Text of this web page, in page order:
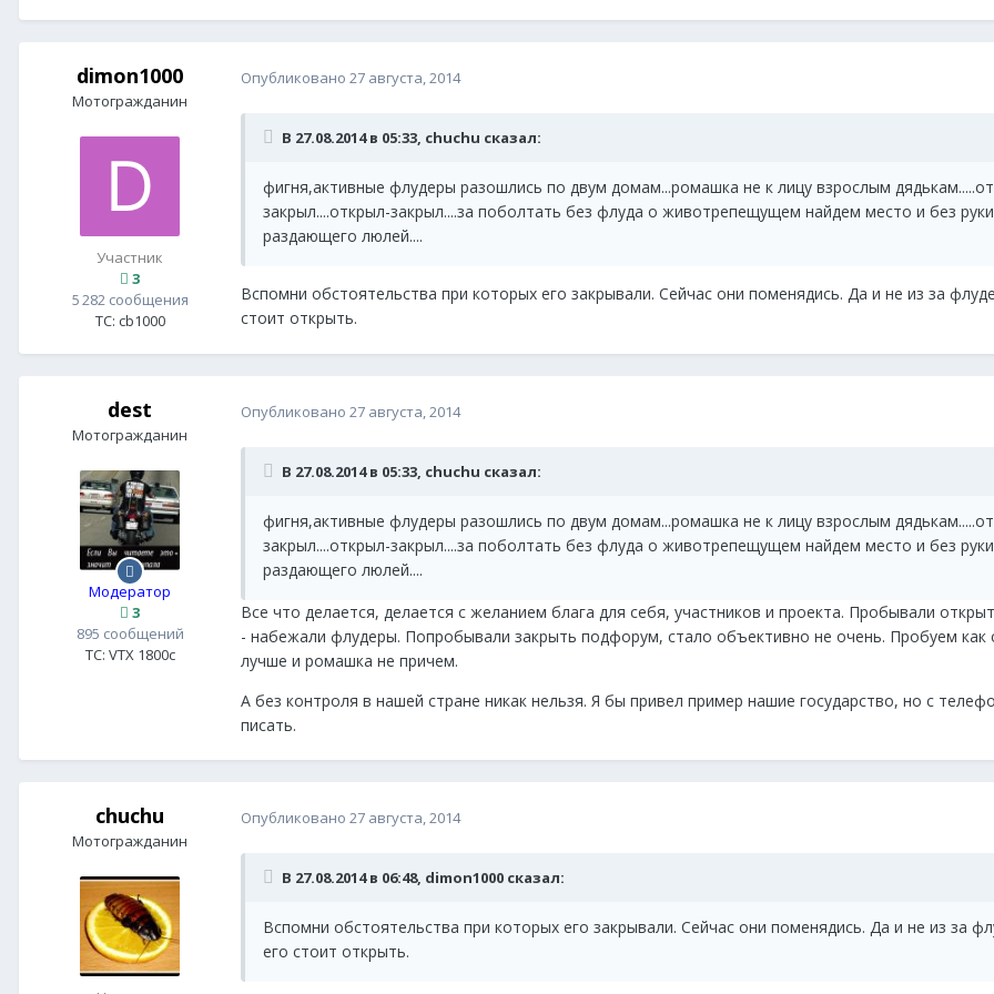
dimon1000
Мотогражданин
Участник
3
5 282 сообщения
ТС: cb1000
Опубликовано 27 августа, 2014
В 27.08.2014 в 05:33, chuchu сказал:
фигня,активные флудеры разошлись по двум домам...ромашка не к лицу взрослым
закрыл....открыл-закрыл....за поболтать без флуда о животрепещущем найдем место и без руки
раздающего люлей....
Вспомни обстоятельства при которых его закрывали. Сейчас они поменядись. Да и не из за
стоит открыть.
dest
Мотогражданин
Модератор
3
895 сообщений
ТС: VTX 1800c
Опубликовано 27 августа, 2014
В 27.08.2014 в 05:33, chuchu сказал:
фигня,активные флудеры разошлись по двум домам...ромашка не к лицу взрослым
закрыл....открыл-закрыл....за поболтать без флуда о животрепещущем найдем место и без руки
раздающего люлей....
Все что делается, делается с желанием блага для себя, участников и проекта. Пробывали
- набежали флудеры. Попробывали закрыть подфорум, стало объективно не очень. Пробуем как
лучше и ромашка не причем.
А без контроля в нашей стране никак нельзя. Я бы привел пример нашие государство, но с
писать.
chuchu
Мотогражданин
Опубликовано 27 августа, 2014
В 27.08.2014 в 06:48, dimon1000 сказал:
Вспомни обстоятельства при которых его закрывали. Сейчас они поменядись. Да и не из за
его стоит открыть.